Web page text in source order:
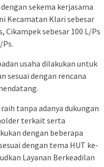
sekema kerjasama
Kecamatan Klari sebesar
Cikampek sebesar 100 L/Ps
Ps.
usaha dilakukan untuk
sesuai dengan rencana
tanpa adanya dukungan
terkait serta
dengan beberapa
dengan tema HUT ke-
Layanan Berkeadilan